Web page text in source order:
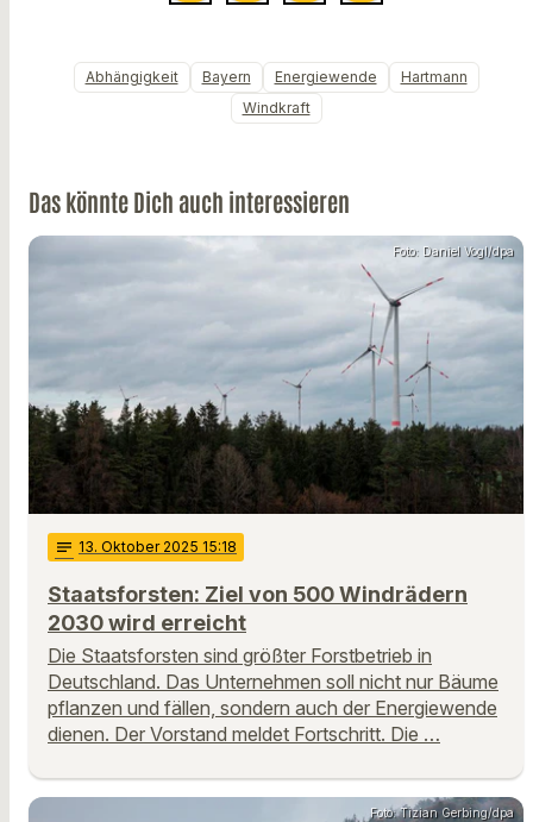
Abhängigkeit Bayern Energiewende
Hartmann
Windkraft
Das könnte Dich auch interessieren
Foto: Daniel Vogl/dpa
notes 13. Oktober 2025 15:18
Staatsforsten: Ziel von 500 Windrädern
2030 wird erreicht
Die Staatsforsten sind größter Forstbetrieb in
Deutschland. Das Unternehmen soll nicht nur Bäume
pflanzen und fällen, sondern auch der Energiewende
dienen. Der Vorstand meldet Fortschritt. Die …
Foto: Tizian Gerbing/dpa